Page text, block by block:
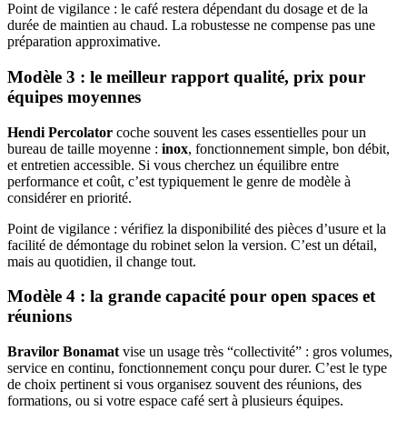
Point de vigilance : le café restera dépendant du dosage et de la
durée de maintien au chaud. La robustesse ne compense pas une
préparation approximative.
Modèle 3 : le meilleur rapport qualité, prix pour
équipes moyennes
Hendi Percolator coche souvent les cases essentielles pour un
bureau de taille moyenne : inox, fonctionnement simple, bon débit,
et entretien accessible. Si vous cherchez un équilibre entre
performance et coût, c’est typiquement le genre de modèle à
considérer en priorité.
Point de vigilance : vérifiez la disponibilité des pièces d’usure et la
facilité de démontage du robinet selon la version. C’est un détail,
mais au quotidien, il change tout.
Modèle 4 : la grande capacité pour open spaces et
réunions
Bravilor Bonamat vise un usage très “collectivité” : gros volumes,
service en continu, fonctionnement conçu pour durer. C’est le type
de choix pertinent si vous organisez souvent des réunions, des
formations, ou si votre espace café sert à plusieurs équipes.